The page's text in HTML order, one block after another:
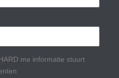
me informatie stuurt